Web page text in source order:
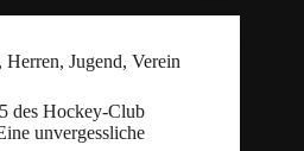
, Herren, Jugend, Verein
des Hockey-Club
unvergessliche